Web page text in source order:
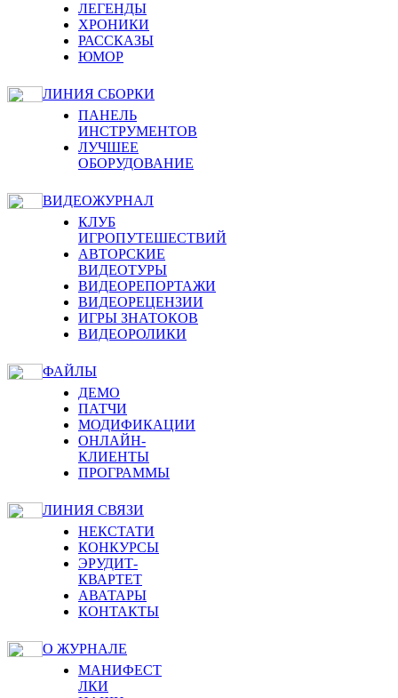
ЛЕГЕНДЫ
ХРОНИКИ
РАССКАЗЫ
ЮМОР
ЛИНИЯ СБОРКИ
ПАНЕЛЬ
ИНСТРУМЕНТОВ
ЛУЧШЕЕ
ОБОРУДОВАНИЕ
ВИДЕОЖУРНАЛ
КЛУБ
ИГРОПУТЕШЕСТВИЙ
АВТОРСКИЕ
ВИДЕОТУРЫ
ВИДЕОРЕПОРТАЖИ
ВИДЕОРЕЦЕНЗИИ
ИГРЫ ЗНАТОКОВ
ВИДЕОРОЛИКИ
ФАЙЛЫ
ДЕМО
ПАТЧИ
МОДИФИКАЦИИ
ОНЛАЙН-
КЛИЕНТЫ
ПРОГРАММЫ
ЛИНИЯ СВЯЗИ
НЕКСТАТИ
КОНКУРСЫ
ЭРУДИТ-
КВАРТЕТ
АВАТАРЫ
КОНТАКТЫ
О ЖУРНАЛЕ
МАНИФЕСТ
ЛКИ